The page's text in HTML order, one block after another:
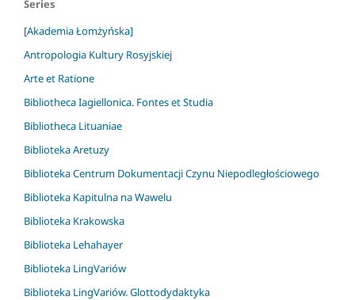
Series
[Akademia Łomżyńska]
Antropologia Kultury Rosyjskiej
Arte et Ratione
Bibliotheca Iagiellonica. Fontes et Studia
Bibliotheca Lituaniae
Biblioteka Aretuzy
Biblioteka Centrum Dokumentacji Czynu Niepodległościowego
Biblioteka Kapitulna na Wawelu
Biblioteka Krakowska
Biblioteka Lehahayer
Biblioteka LingVariów
Biblioteka LingVariów. Glottodydaktyka